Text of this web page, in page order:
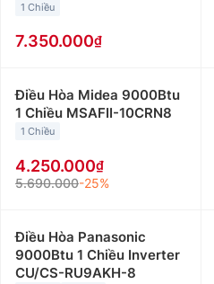
1 Chiều
7.350.000
Điều Hòa Midea 9000Btu
1 Chiều MSAFII-10CRN8
1 Chiều
4.250.000
5.690.000-25%
Điều Hòa Panasonic
9000Btu 1 Chiều Inverter
CU/CS-RU9AKH-8